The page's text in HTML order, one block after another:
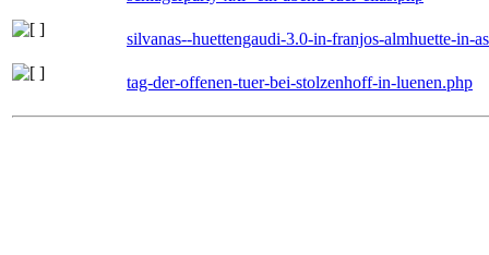
silvanas--huettengaudi-3.0-in-franjos-almhuette-in-
tag-der-offenen-tuer-bei-stolzenhoff-in-luenen.php